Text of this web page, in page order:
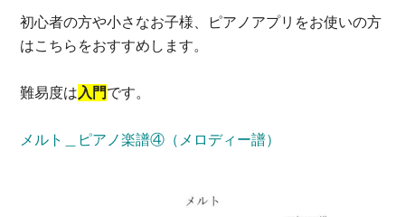
初心者の方や小さなお子様、ピアノアプリをお使いの方
はこちらをおすすめします。
難易度は入門です。
メルト＿ピアノ楽譜④（メロディー譜）